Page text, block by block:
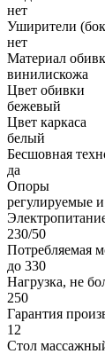
нет
Уширители
нет
Материал
винилискожа
Цвет обивки
бежевый
Цвет каркаса
белый
Бесшовная
да
Опоры
регулируемые
230/50
Потребляемая
до 330
Нагрузка, не
250
Гарантия
12
Стол